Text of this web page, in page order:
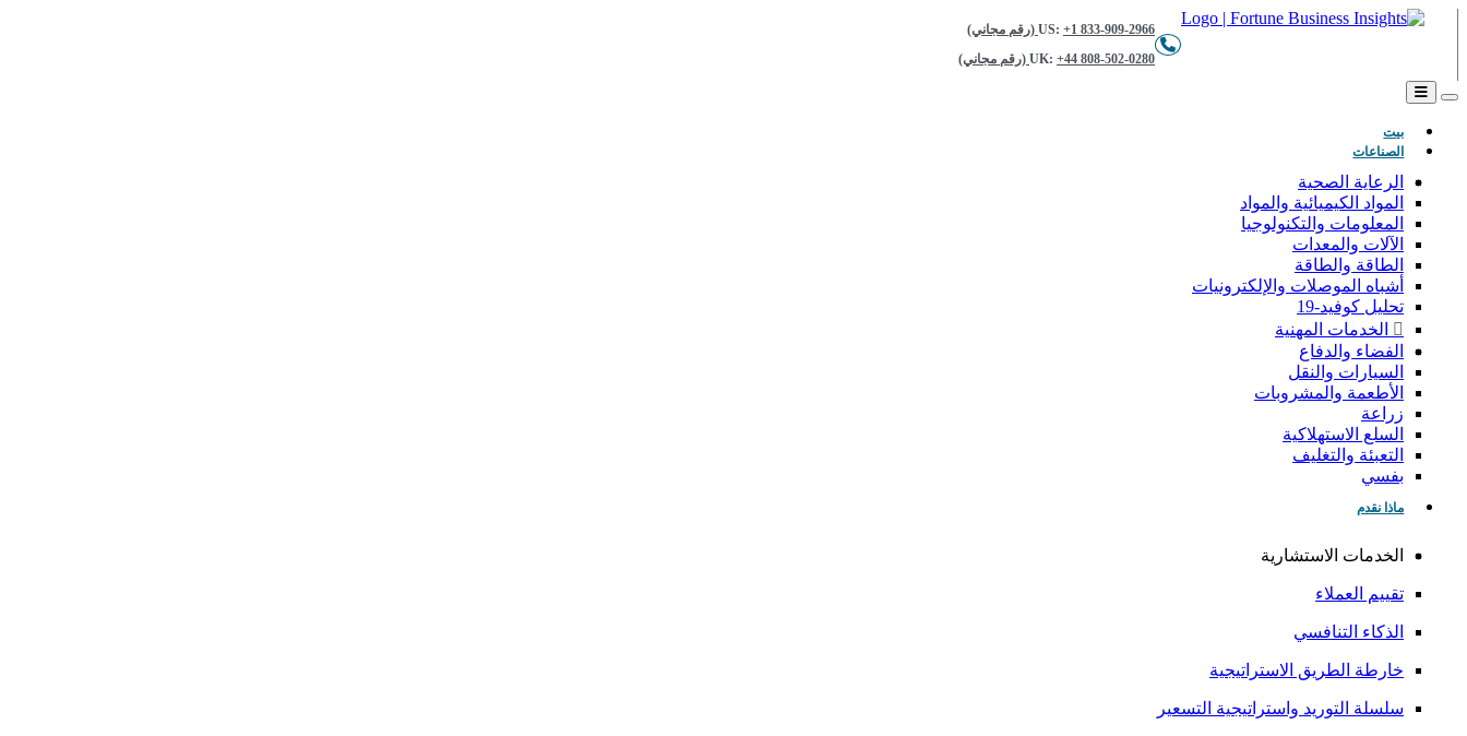
US: +1 833-909-2966 (رقم مجاني)
UK: +44 808-502-0280 (رقم مجاني)
بيت
الصناعات
الرعاية الصحية
المواد الكيميائية والمواد
المعلومات والتكنولوجيا
الآلات والمعدات
الطاقة والطاقة
أشباه الموصلات والإلكترونيات
تحليل كوفيد-19
الخدمات المهنية
الفضاء والدفاع
السيارات والنقل
الأطعمة والمشروبات
زراعة
السلع الاستهلاكية
التعبئة والتغليف
بفسي
ماذا نقدم
الخدمات الاستشارية
تقييم العملاء
الذكاء التنافسي
خارطة الطريق الاستراتيجية
سلسلة التوريد واستراتيجية التسعير